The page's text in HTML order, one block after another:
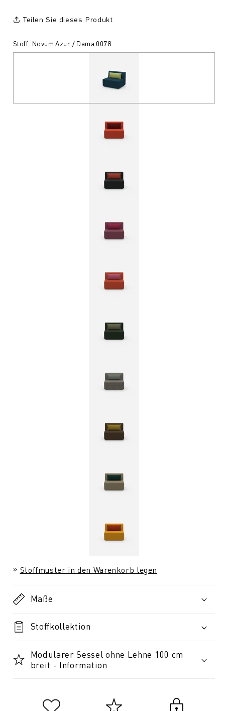
Teilen Sie dieses Produkt
Stoff: Novum Azur / Dama 0078
Stoffmuster in den Warenkorb legen
Maße
Stoffkollektion
Modularer Sessel ohne Lehne 100 cm
breit - Information